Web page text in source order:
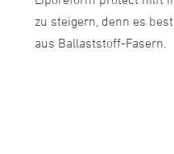
zu steigern, denn es
aus Ballaststoff-Fasern.